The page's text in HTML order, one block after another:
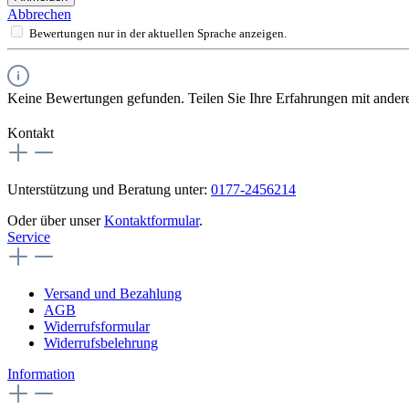
Abbrechen
Bewertungen nur in der aktuellen Sprache anzeigen.
Keine Bewertungen gefunden. Teilen Sie Ihre Erfahrungen mit
Kontakt
Unterstützung und Beratung unter: 0177-2456214
Oder über unserKontaktformular.
Service
Versand und Bezahlung
AGB
Widerrufsformular
Widerrufsbelehrung
Information